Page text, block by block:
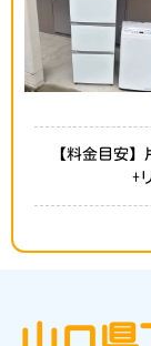
【料金目安
+